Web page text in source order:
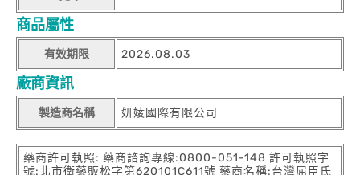
商品屬性
有效期限 2026.08.03
廠商資訊
製造商名稱 妍婈國際有限公司
藥商許可執照: 藥商諮詢專線:0800-051-148 許可執照字
號:北市衛藥販松字第620101C611號 藥商名稱:台灣屈臣氏